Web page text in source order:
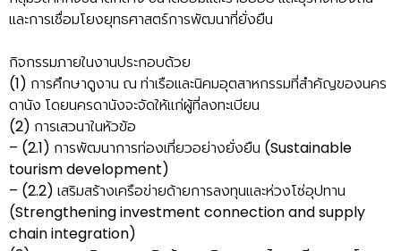
และการเชื่อมโยงยุทธศาสตร์การพัฒนาที่ยั่งยืน
กิจกรรมภายในงานประกอบด้วย
(1) การศึกษาดูงาน ณ ท่าเรือและนิคมอุตสาหกรรมที่สำคัญของนคร
ดานัง โดยนครดานังจะจัดให้แก่ผู้ที่ลงทะเบียน
(2) การเสวนาในหัวข้อ
– (2.1) การพัฒนาการท่องเที่ยวอย่างยั่งยืน (Sustainable
tourism development)
– (2.2) เสริมสร้างเครือข่ายด้ายการลงทุนและห่วงโซ่อุปทาน
(Strengthening investment connection and supply
chain integration)